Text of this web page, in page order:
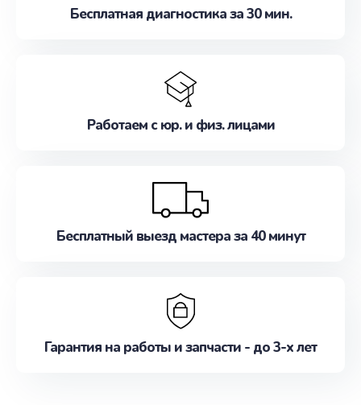
Бесплатная диагностика за 30 мин.
Работаем с юр. и физ. лицами
Бесплатный выезд мастера за 40 минут
Гарантия на работы и запчасти - до 3-х лет